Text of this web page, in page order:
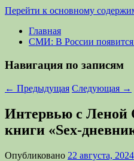
Перейти к основному
Главная
СМИ: В России появится
Навигация по записям
← Предыдущая Следующая →
Интервью с Леной
книги «Sex-
Опубликовано 22 августа, 2024